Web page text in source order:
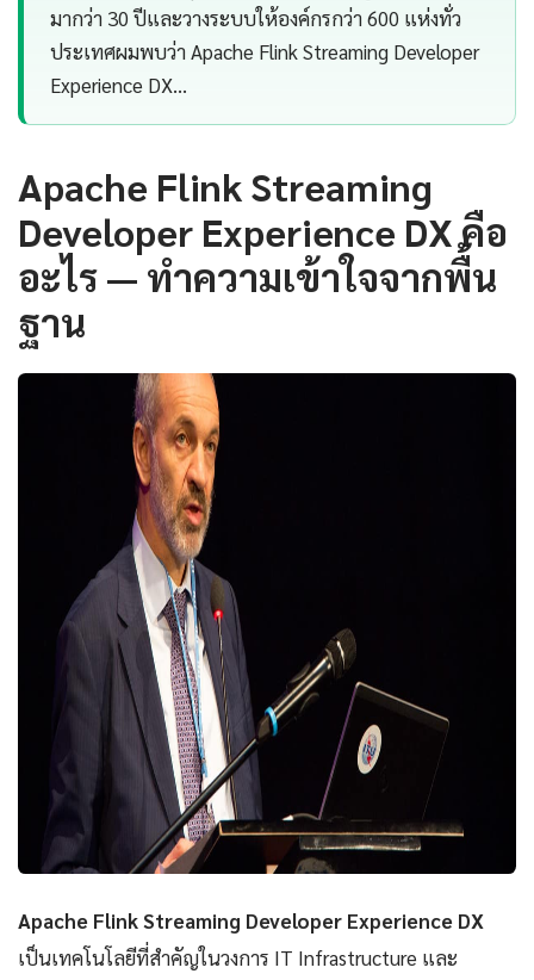
มากว่า 30 ปีและวางระบบให้องค์กรกว่า 600 แห่งทั่ว
ประเทศผมพบว่า Apache Flink Streaming Developer
Experience DX…
Apache Flink Streaming
Developer Experience DX คือ
อะไร — ทำความเข้าใจจากพื้น
ฐาน
Apache Flink Streaming Developer Experience DX
เป็นเทคโนโลยีที่สำคัญในวงการ IT Infrastructure และ